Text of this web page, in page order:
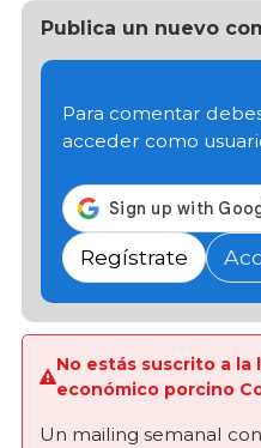
Publica un nuevo
Para comentar
acceder como
Regístrate
No estás suscrito a
económico porcino
Un mailing semanal